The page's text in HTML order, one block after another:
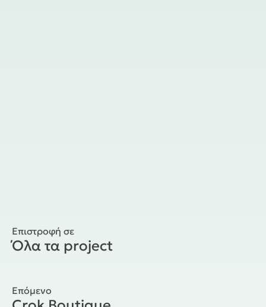
Επιστροφή σε
Όλα τα project
Επόμενο